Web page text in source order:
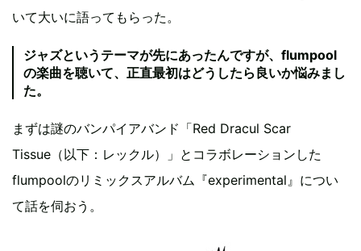
いて大いに語ってもらった。
ジャズというテーマが先にあったんですが、flumpool
の楽曲を聴いて、正直最初はどうしたら良いか悩みまし
た。
まずは謎のバンパイアバンド「Red Dracul Scar
Tissue（以下：レックル）」とコラボレーションした
flumpoolのリミックスアルバム『experimental』につい
て話を伺おう。